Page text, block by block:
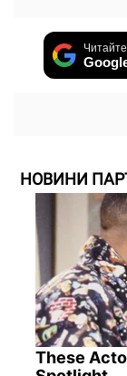
НОВИНИ
These